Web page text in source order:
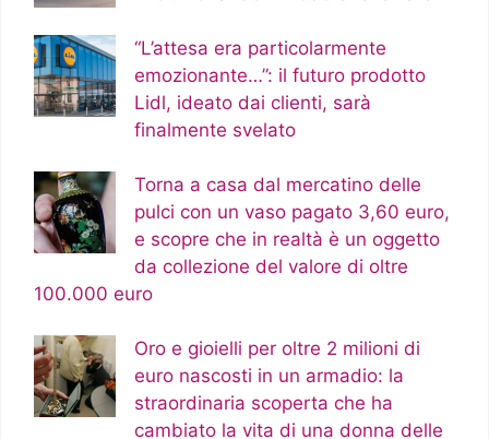
“L’attesa era particolarmente
emozionante…”: il futuro prodotto
Lidl, ideato dai clienti, sarà
finalmente svelato
Torna a casa dal mercatino delle
pulci con un vaso pagato 3,60 euro,
e scopre che in realtà è un oggetto
da collezione del valore di oltre
100.000 euro
Oro e gioielli per oltre 2 milioni di
euro nascosti in un armadio: la
straordinaria scoperta che ha
cambiato la vita di una donna delle